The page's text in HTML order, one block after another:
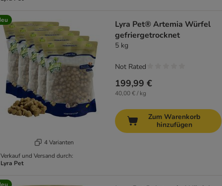
4 Varianten
Verkauf und Versand durch:
Lyra Pet
Lyra Pet® Artemia Würfel
gefriergetrocknet
5 kg
199,99 €
40,00 € / kg
Not Rated
Zum Warenkorb
hinzufügen